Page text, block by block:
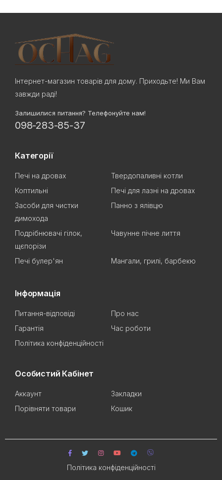
Інтернет-магазин товарів для дому. Приходьте! Ми Вам
завжди раді!
Залишилися питання? Телефонуйте нам!
098-283-85-37
Категорії
Печі на дровах
Твердопаливні котли
Коптильні
Печі для лазні на дровах
Засоби для чистки
димохода
Панно з ялівцю
Подрібнювачі гілок,
щєпорізи
Чавунне пічне лиття
Печі булер'ян Мангали, грилі, барбекю
Інформація
Питання-відповіді
Про нас
Гарантія
Час роботи
Політика конфіденційності
Особистий Кабінет
Аккаунт
Закладки
Порівняти товари
Кошик
Політика конфіденційності